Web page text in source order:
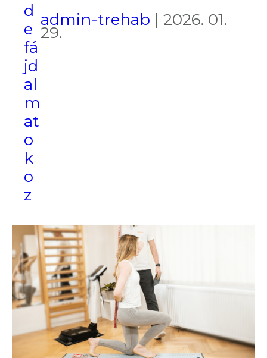
d
e
fá
jd
al
m
at
o
k
o
z
admin-trehab | 2026. 01.
29.